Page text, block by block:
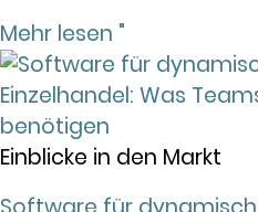
Mehr lesen "
Einblicke in den Markt